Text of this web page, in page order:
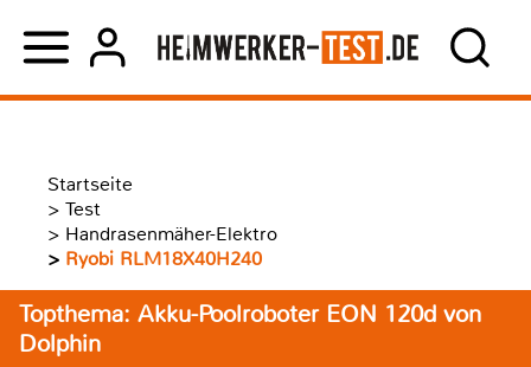
Startseite
> Test
> Handrasenmäher-Elektro
> Ryobi RLM18X40H240
Topthema: Akku-Poolroboter EON 120d von
Dolphin